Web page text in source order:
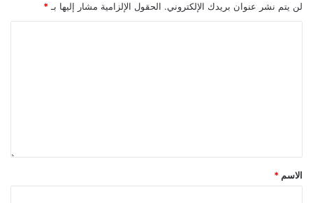
لن يتم نشر عنوان بريدك الإلكتروني. الحقول الإلزامية مشار إليها بـ *
الاسم *